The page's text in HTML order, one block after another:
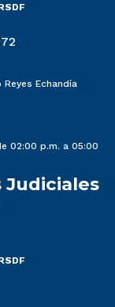
Echandía
02:00 p.m. a 05:00
Judiciales